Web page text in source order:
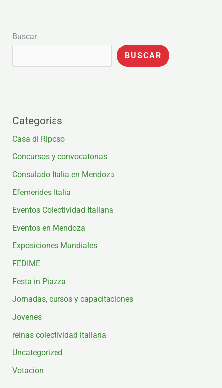
Buscar
BUSCAR
Categorias
Casa di Riposo
Concursos y convocatorias
Consulado Italia en Mendoza
Efemerides Italia
Eventos Colectividad Italiana
Eventos en Mendoza
Exposiciones Mundiales
FEDIME
Festa in Piazza
Jornadas, cursos y capacitaciones
Jovenes
reinas colectividad italiana
Uncategorized
Votacion